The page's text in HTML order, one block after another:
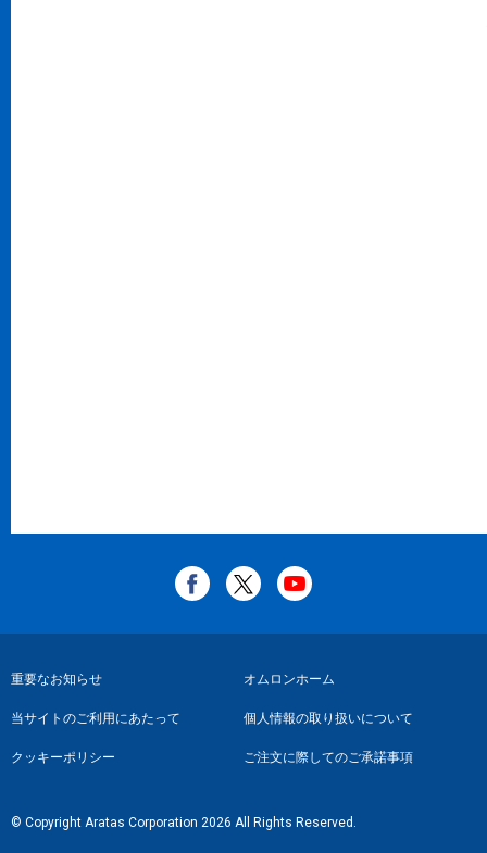
フ
ッ
タ
リ
重要なお知らせ オムロンホーム
当サイトのご利用にあたって 個人情報の取り扱いについて
クッキーポリシー ご注文に際してのご承諾事項
© Copyright Aratas Corporation 2026 All Rights Reserved.